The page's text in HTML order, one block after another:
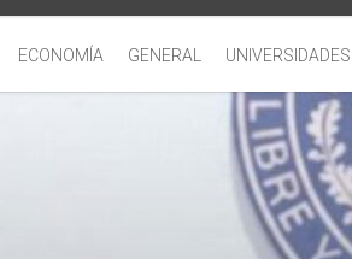
ECONOMÍA GENERAL UNIVERSIDADES